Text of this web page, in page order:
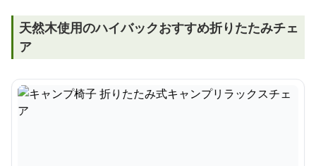
天然木使用のハイバックおすすめ折りたたみチェ
ア